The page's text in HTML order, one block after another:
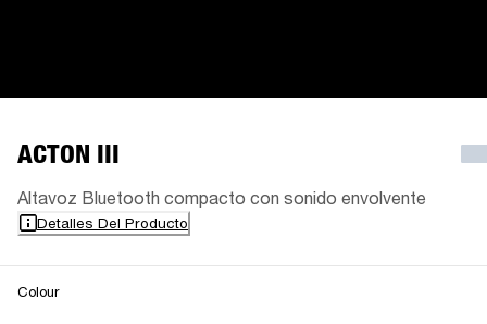
ACTON III
Altavoz Bluetooth compacto con sonido envolvente
Detalles Del Producto
Colour